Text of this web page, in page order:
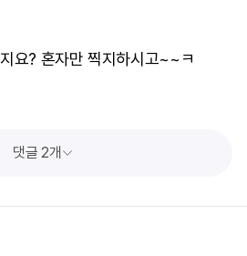
요? 혼자만 찍지하시고~~ㅋ
댓글 2개